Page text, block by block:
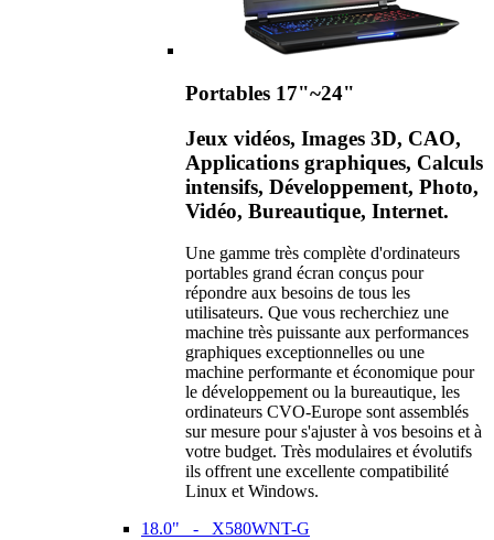
Portables 17"~24"
Jeux vidéos, Images 3D, CAO,
Applications graphiques, Calculs
intensifs, Développement, Photo,
Vidéo, Bureautique, Internet.
Une gamme très complète d'ordinateurs
portables grand écran conçus pour
répondre aux besoins de tous les
utilisateurs. Que vous recherchiez une
machine très puissante aux performances
graphiques exceptionnelles ou une
machine performante et économique pour
le développement ou la bureautique, les
ordinateurs CVO-Europe sont assemblés
sur mesure pour s'ajuster à vos besoins et à
votre budget. Très modulaires et évolutifs
ils offrent une excellente compatibilité
Linux et Windows.
18.0" - X580WNT-G